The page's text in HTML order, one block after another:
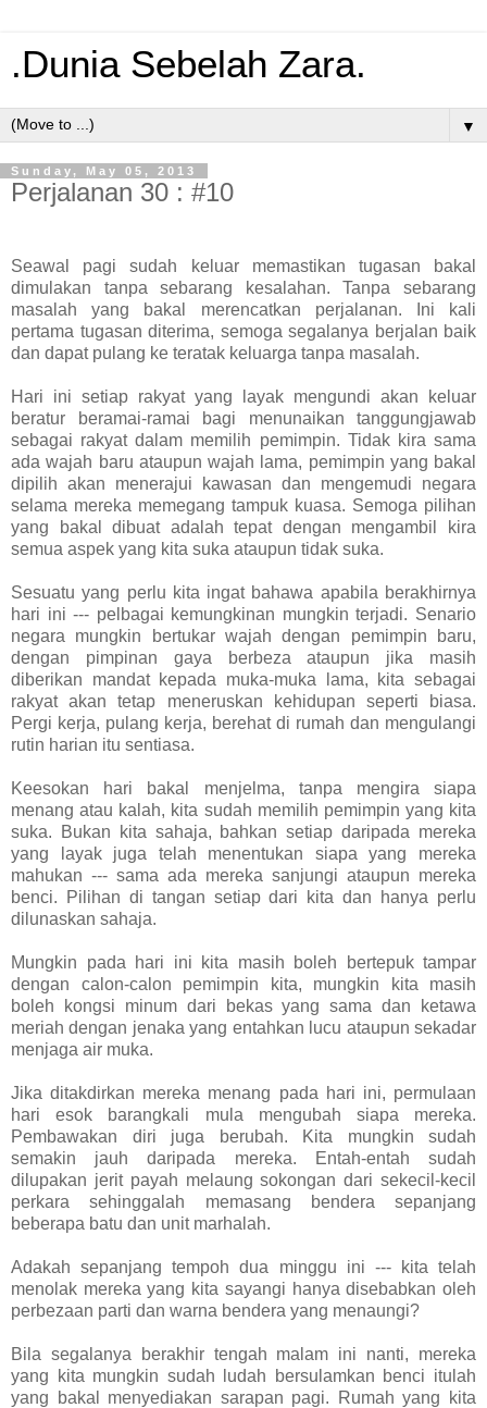
.Dunia Sebelah Zara.
▼
Sunday, May 05, 2013
Perjalanan 30 : #10
Seawal pagi sudah keluar memastikan tugasan bakal
dimulakan tanpa sebarang kesalahan. Tanpa sebarang
masalah yang bakal merencatkan perjalanan. Ini kali
pertama tugasan diterima, semoga segalanya berjalan baik
dan dapat pulang ke teratak keluarga tanpa masalah.
Hari ini setiap rakyat yang layak mengundi akan keluar
beratur beramai-ramai bagi menunaikan tanggungjawab
sebagai rakyat dalam memilih pemimpin. Tidak kira sama
ada wajah baru ataupun wajah lama, pemimpin yang bakal
dipilih akan menerajui kawasan dan mengemudi negara
selama mereka memegang tampuk kuasa. Semoga pilihan
yang bakal dibuat adalah tepat dengan mengambil kira
semua aspek yang kita suka ataupun tidak suka.
Sesuatu yang perlu kita ingat bahawa apabila berakhirnya
hari ini --- pelbagai kemungkinan mungkin terjadi. Senario
negara mungkin bertukar wajah dengan pemimpin baru,
dengan pimpinan gaya berbeza ataupun jika masih
diberikan mandat kepada muka-muka lama, kita sebagai
rakyat akan tetap meneruskan kehidupan seperti biasa.
Pergi kerja, pulang kerja, berehat di rumah dan mengulangi
rutin harian itu sentiasa.
Keesokan hari bakal menjelma, tanpa mengira siapa
menang atau kalah, kita sudah memilih pemimpin yang kita
suka. Bukan kita sahaja, bahkan setiap daripada mereka
yang layak juga telah menentukan siapa yang mereka
mahukan --- sama ada mereka sanjungi ataupun mereka
benci. Pilihan di tangan setiap dari kita dan hanya perlu
dilunaskan sahaja.
Mungkin pada hari ini kita masih boleh bertepuk tampar
dengan calon-calon pemimpin kita, mungkin kita masih
boleh kongsi minum dari bekas yang sama dan ketawa
meriah dengan jenaka yang entahkan lucu ataupun sekadar
menjaga air muka.
Jika ditakdirkan mereka menang pada hari ini, permulaan
hari esok barangkali mula mengubah siapa mereka.
Pembawakan diri juga berubah. Kita mungkin sudah
semakin jauh daripada mereka. Entah-entah sudah
dilupakan jerit payah melaung sokongan dari sekecil-kecil
perkara sehinggalah memasang bendera sepanjang
beberapa batu dan unit marhalah.
Adakah sepanjang tempoh dua minggu ini --- kita telah
menolak mereka yang kita sayangi hanya disebabkan oleh
perbezaan parti dan warna bendera yang menaungi?
Bila segalanya berakhir tengah malam ini nanti, mereka
yang kita mungkin sudah ludah bersulamkan benci itulah
yang bakal menyediakan sarapan pagi. Rumah yang kita